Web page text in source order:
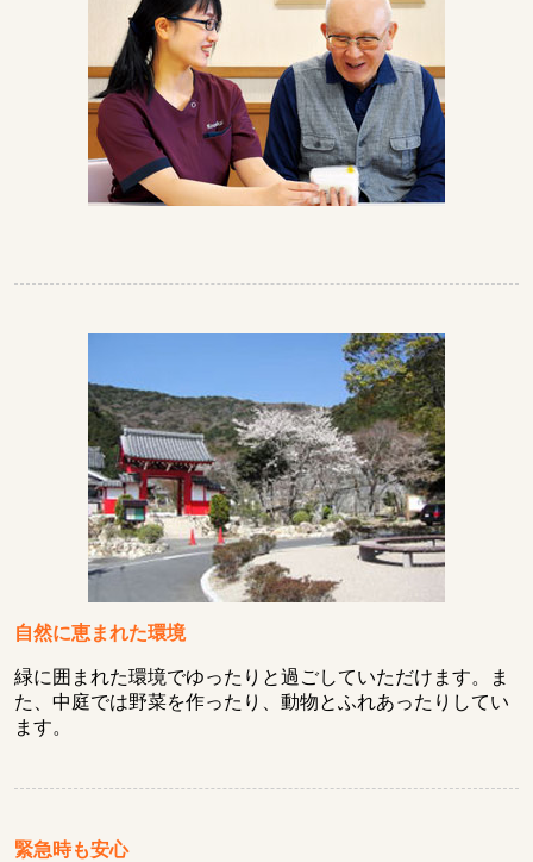
自然に恵まれた環境
緑に囲まれた環境でゆったりと過ごしていただけます。ま
た、中庭では野菜を作ったり、動物とふれあったりしてい
ます。
緊急時も安心